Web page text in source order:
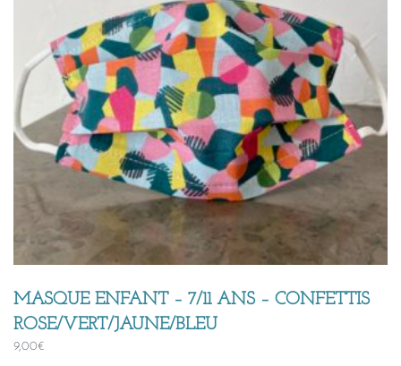
MASQUE ENFANT – 7/11 ANS – CONFETTIS
ROSE/VERT/JAUNE/BLEU
9,00€